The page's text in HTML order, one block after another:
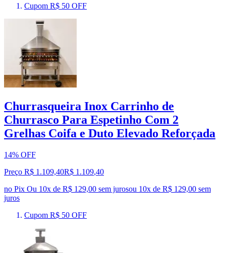
Cupom R$ 50 OFF
Churrasqueira Inox Carrinho de
Churrasco Para Espetinho Com 2
Grelhas Coifa e Duto Elevado Reforçada
14% OFF
Preço R$ 1.109,40R$ 1.109,40
no Pix Ou 10x de R$ 129,00 sem jurosou 10x de R$ 129,00 sem
juros
Cupom R$ 50 OFF